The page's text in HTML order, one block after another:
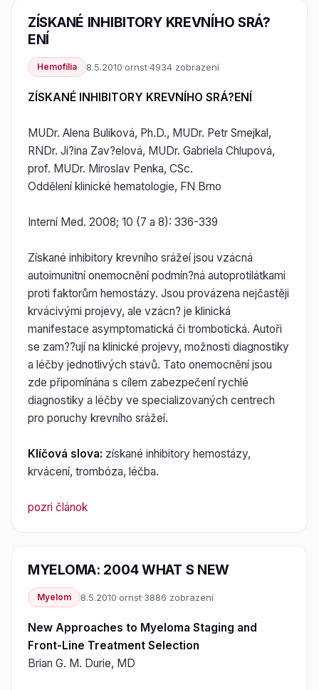
ZÍSKANÉ INHIBITORY KREVNÍHO SRÁ?
ENÍ
Hemofília 8.5.2010·ornst·4934 zobrazení
ZÍSKANÉ INHIBITORY KREVNÍHO SRÁ?ENÍ
MUDr. Alena Buliková, Ph.D., MUDr. Petr Smejkal,
RNDr. Ji?ina Zav?elová, MUDr. Gabriela Chlupová,
prof. MUDr. Miroslav Penka, CSc.
Oddělení klinické hematologie, FN Brno
Interní Med. 2008; 10 (7 a 8): 336-339
Získané inhibitory krevního srážeí jsou vzácná
autoimunitní onemocnění podmín?ná autoprotilátkami
proti faktorům hemostázy. Jsou provázena nejčastěji
krvácivými projevy, ale vzácn? je klinická
manifestace asymptomatická či trombotická. Autoři
se zam??ují na klinické projevy, možnosti diagnostiky
a léčby jednotlivých stavů. Tato onemocnění jsou
zde připomínána s cílem zabezpečení rychlé
diagnostiky a léčby ve specializovaných centrech
pro poruchy krevního srážeí.
Klíčová slova: získané inhibitory hemostázy,
krvácení, trombóza, léčba.
pozri článok
MYELOMA: 2004 WHAT S NEW
Myelom 8.5.2010·ornst·3886 zobrazení
New Approaches to Myeloma Staging and
Front-Line Treatment Selection
Brian G. M. Durie, MD